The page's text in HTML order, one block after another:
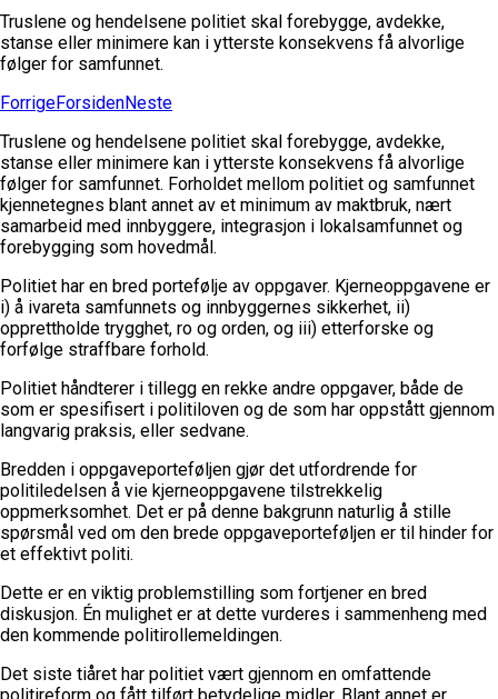
Truslene og hendelsene politiet skal forebygge, avdekke,
stanse eller minimere kan i ytterste konsekvens få alvorlige
følger for samfunnet.
ForrigeForsidenNeste
Truslene og hendelsene politiet skal forebygge, avdekke,
stanse eller minimere kan i ytterste konsekvens få alvorlige
følger for samfunnet. Forholdet mellom politiet og samfunnet
kjennetegnes blant annet av et minimum av maktbruk, nært
samarbeid med innbyggere, integrasjon i lokalsamfunnet og
forebygging som hovedmål.
Politiet har en bred portefølje av oppgaver. Kjerneoppgavene er
i) å ivareta samfunnets og innbyggernes sikkerhet, ii)
opprettholde trygghet, ro og orden, og iii) etterforske og
forfølge straffbare forhold.
Politiet håndterer i tillegg en rekke andre oppgaver, både de
som er spesifisert i politiloven og de som har oppstått gjennom
langvarig praksis, eller sedvane.
Bredden i oppgaveporteføljen gjør det utfordrende for
politiledelsen å vie kjerneoppgavene tilstrekkelig
oppmerksomhet. Det er på denne bakgrunn naturlig å stille
spørsmål ved om den brede oppgaveporteføljen er til hinder for
et effektivt politi.
Dette er en viktig problemstilling som fortjener en bred
diskusjon. Én mulighet er at dette vurderes i sammenheng med
den kommende politirollemeldingen.
Det siste tiåret har politiet vært gjennom en omfattende